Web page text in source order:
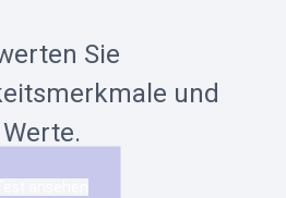
Sie
und
Werte.